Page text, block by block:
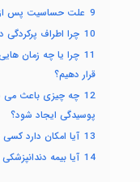
9 علت حساسیت پس
10 چرا اطراف
11 چرا یا چه زمان
قرار دهیم؟
12 چه چیزی باعث می
پوسیدگی ایجاد شود؟
13 آیا امکان دارد
14 آیا بیمه